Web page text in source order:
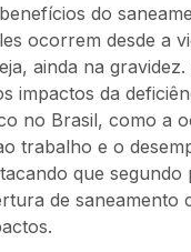
do
ocorrem desde a
ainda na gravidez.
impactos da
no Brasil, como a
trabalho e o
que segundo
de saneamento